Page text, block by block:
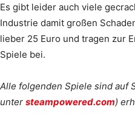
Es gibt leider auch viele
Industrie damit großen
lieber 25 Euro und tragen zur
Spiele bei.
Alle folgenden Spiele sind auf
unter steampowered.com)